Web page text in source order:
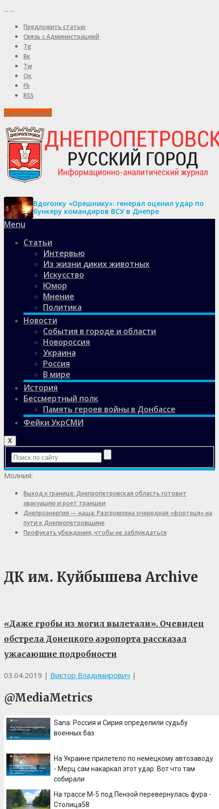
... ...
Предложить статью
Связь с Администрацией
Tg
Вк
Tw
Ок
Fb
RSS
Пожертвования
Вдогонку «Орешнику»: генерал оценил удар по
бункеру командиров ВСУ в Днепре
Menu
Статьи
Интервью
Из жизни диких животных
Искусство
Юмор
Мнение
Политика
Новости
События в городе и области
Новороссия
Украина
Россия
В мире
История
Бессмертный полк
Память героев войны в Донбассе
Фейки УкрСМИ
X
Молния:
Выход к границе: Днепропетровская область готовит
эвакуацию и роет траншеи
Днепроэнергия — наша: Разгромлена очередная «фортеця» на
пути к Днепропетровщине
Профукать убеждения, чтобы не заблуждаться
ДК им. Куйбышева Archive
«Даже гробы из могил вылетали». Очевидец
обстрела Донецкого аэропорта рассказал
ужасающие подробности
03.04.2019 | Виктор Владимирович |
@MediaMetrics
Sana: Россия и Сирия определили судьбу
военных баз
На Украине прилетело по немецкому автозаводу
- Мерц сам накаркал этот удар: Вот что там
собирали
На трассе М-5 под Пензой перевернулась фура -
Столица58